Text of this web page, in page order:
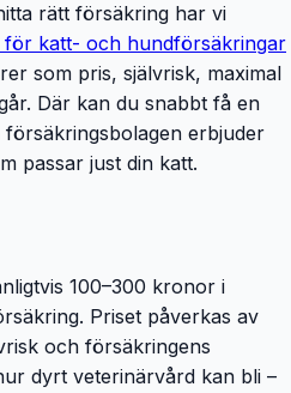
rätt försäkring har vi
för katt- och hundförsäkringar
som pris, självrisk, maximal
Där kan du snabbt få en
erbjuder
passar just din katt.
100–300 kronor i
Priset påverkas av
och försäkringens
dyrt veterinärvård kan bli –